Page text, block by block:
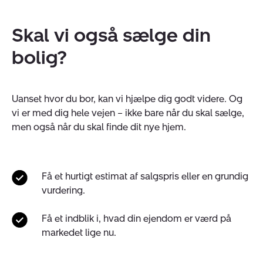
Skal vi også sælge din
bolig?
Uanset hvor du bor, kan vi hjælpe dig godt videre. Og
vi er med dig hele vejen – ikke bare når du skal sælge,
men også når du skal finde dit nye hjem.
Få et hurtigt estimat af salgspris eller en grundig
vurdering.
Få et indblik i, hvad din ejendom er værd på
markedet lige nu.